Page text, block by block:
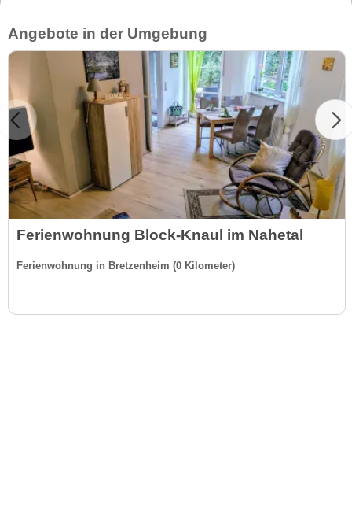
Angebote in der Umgebung
Ferienwohnung Block-Knaul im Nahetal
Ferienwohnung in Bretzenheim (0 Kilometer)